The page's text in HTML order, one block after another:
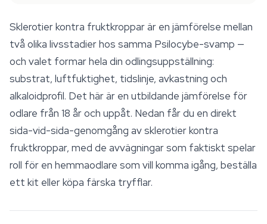
Sklerotier kontra fruktkroppar är en jämförelse mellan
två olika livsstadier hos samma Psilocybe-svamp —
och valet formar hela din odlingsuppställning:
substrat, luftfuktighet, tidslinje, avkastning och
alkaloidprofil. Det här är en utbildande jämförelse för
odlare från 18 år och uppåt. Nedan får du en direkt
sida-vid-sida-genomgång av sklerotier kontra
fruktkroppar, med de avvägningar som faktiskt spelar
roll för en hemmaodlare som vill komma igång, beställa
ett kit eller köpa färska tryfflar.